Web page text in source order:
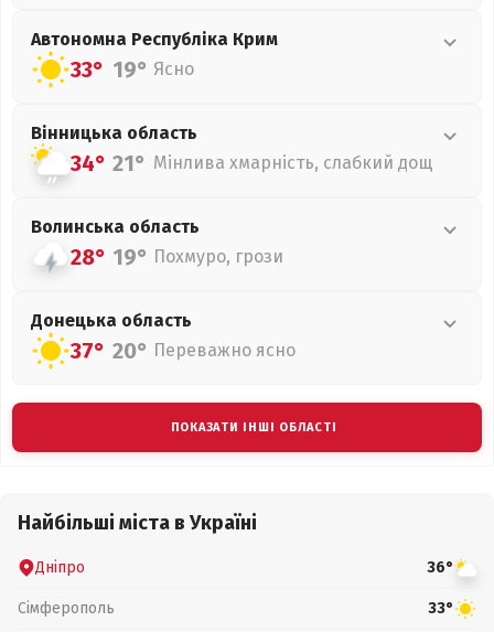
Автономна Республіка Крим
33° 19° Ясно
Вінницька область
34° 21° Мінлива хмарність, слабкий дощ
Волинська область
28° 19° Похмуро, грози
Донецька область
37° 20° Переважно ясно
ПОКАЗАТИ ІНШІ ОБЛАСТІ
Найбільші міста в Україні
Дніпро 36°
Сімферополь 33°